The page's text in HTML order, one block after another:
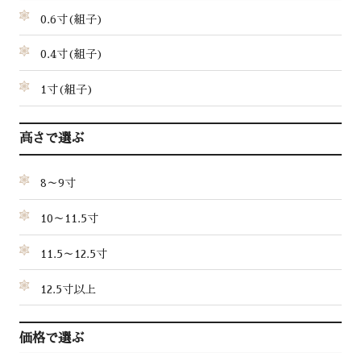
0.6寸(組子)
0.4寸(組子)
1寸(組子)
高さで選ぶ
8～9寸
10～11.5寸
11.5～12.5寸
12.5寸以上
価格で選ぶ